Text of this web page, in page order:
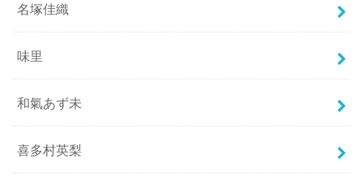
名塚佳織
味里
和氣あず未
喜多村英梨